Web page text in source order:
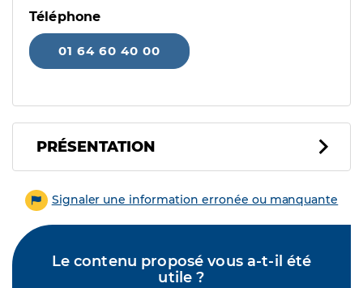
Téléphone
01 64 60 40 00
PRÉSENTATION
Signaler une information erronée ou manquante
Le contenu proposé vous a-t-il été
utile ?